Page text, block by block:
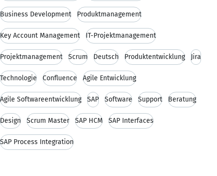
Business Development Produktmanagement
Key Account Management IT-Projektmanagement
Projektmanagement Scrum Deutsch Produktentwicklung Jira
Technologie Confluence Agile Entwicklung
Agile Softwareentwicklung SAP Software Support Beratung
Design Scrum Master SAP HCM SAP Interfaces
SAP Process Integration